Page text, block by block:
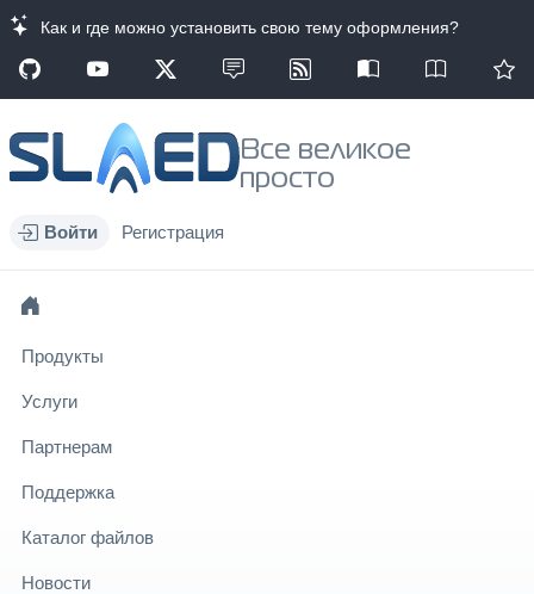
Как и где можно установить свою тему оформления?
Все великое
просто
Войти Регистрация
Продукты
Услуги
Партнерам
Поддержка
Каталог файлов
Новости